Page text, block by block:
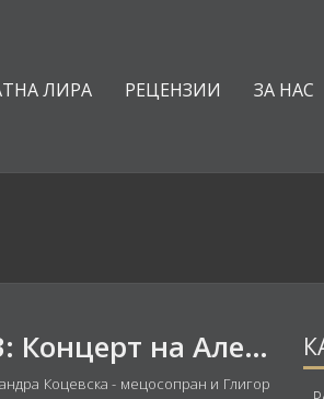
ЛИРА РЕЦЕНЗИИ ЗА НАС
Златна лира 2023: Концерт на Александра Коцевска - мецосопран и Глигор Гелебешев - пијано
Коцевска - мецосопран и Глигор